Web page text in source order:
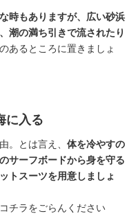
時もありますが、広い砂浜
潮の満ち引きで流されたり
あるところに置きましょ
に入る
。とは言え、 体を冷やすの
サーフボードから身を守る
トスーツを用意しましょ
チラをごらんください